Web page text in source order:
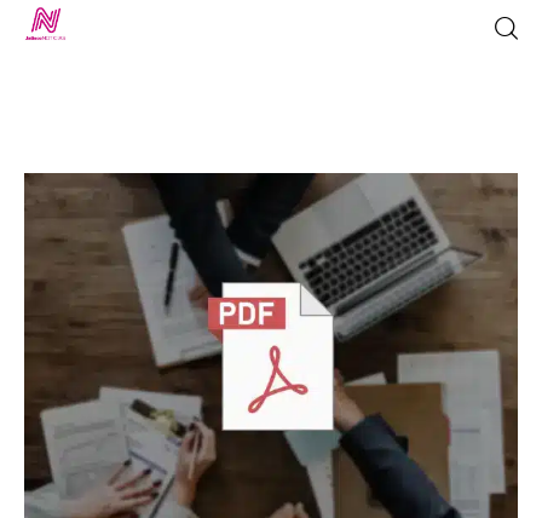
Inicio
TV en Vivo
Jalisco Noticias
Programación
Jalisco TV
Jalisco RADIO / En Vivo